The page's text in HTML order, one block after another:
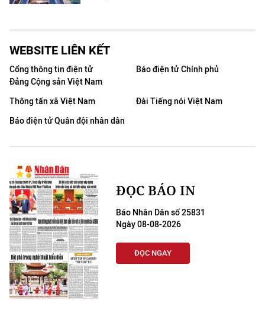
WEBSITE LIÊN KẾT
Cổng thông tin điện tử
Đảng Cộng sản Việt Nam
Báo điện tử Chính phủ
Thông tấn xã Việt Nam
Đài Tiếng nói Việt Nam
Báo điện tử Quân đội nhân dân
ĐỌC BÁO IN
Báo Nhân Dân số 25831
Ngày 08-08-2026
ĐỌC NGAY